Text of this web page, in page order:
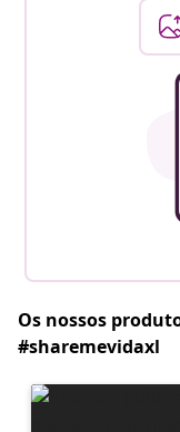
Os nossos
#sharemevidaxl